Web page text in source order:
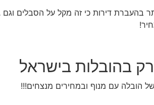
בהעברת דירות כי זה מקל על הסבלים וגם
בהובלות בישראל
הובלה עם מנוף ובמחירים מנצחים!!!